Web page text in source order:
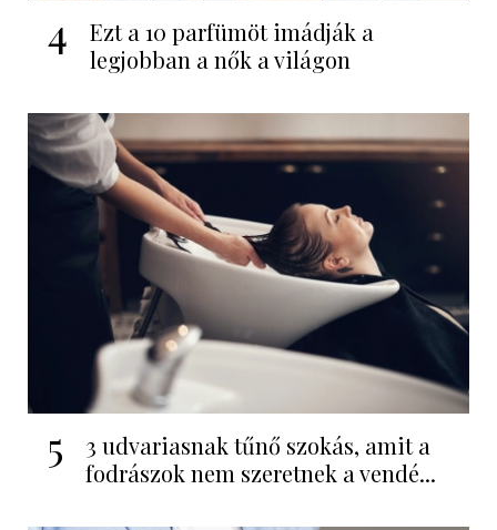
4
Ezt a 10 parfümöt imádják a
legjobban a nők a világon
5
3 udvariasnak tűnő szokás, amit a
fodrászok nem szeretnek a vendé...